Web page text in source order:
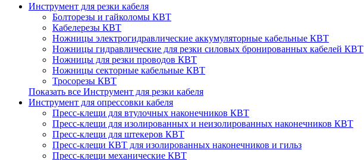
Инструмент для резки кабеля
Болторезы и гайколомы КВТ
Кабелерезы КВТ
Ножницы электрогидравлические аккумуляторные кабельные КВТ
Ножницы гидравлические для резки силовых бронированных кабелей КВТ
Ножницы для резки проводов КВТ
Ножницы секторные кабельные КВТ
Тросорезы КВТ
Показать все Инструмент для резки кабеля
Инструмент для опрессовки кабеля
Пресс-клещи для втулочных наконечников КВТ
Пресс-клещи для изолированных и неизолированных наконечников КВТ
Пресс-клещи для штекеров КВТ
Пресс-клещи КВТ для изолированных наконечников и гильз
Пресс-клещи механические КВТ